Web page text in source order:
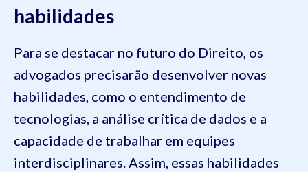
habilidades
Para se destacar no futuro do Direito, os
advogados precisarão desenvolver novas
habilidades, como o entendimento de
tecnologias, a análise crítica de dados e a
capacidade de trabalhar em equipes
interdisciplinares. Assim, essas habilidades